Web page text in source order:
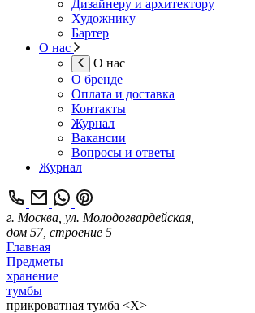
Дизайнеру и архитектору
Художнику
Бартер
О нас
О нас
О бренде
Оплата и доставка
Контакты
Журнал
Вакансии
Вопросы и ответы
Журнал
г. Москва, ул. Молодогвардейская,
дом 57, строение 5
Главная
Предметы
хранение
тумбы
прикроватная тумба <Х>